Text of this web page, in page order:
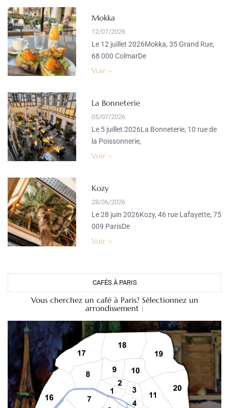
Mokka
12/07/2026
Le 12 juillet 2026Mokka, 35 Grand Rue,
68 000 ColmarDe
Voir »
La Bonneterie
05/07/2026
Le 5 juillet 2026La Bonneterie, 10 rue de
la Poissonnerie,
Voir »
Kozy
28/06/2026
Le 28 juin 2026Kozy, 46 rue Lafayette, 75
009 ParisDe
Voir »
CAFÉS À PARIS
Vous cherchez un café à Paris? Sélectionnez un
arrondissement :